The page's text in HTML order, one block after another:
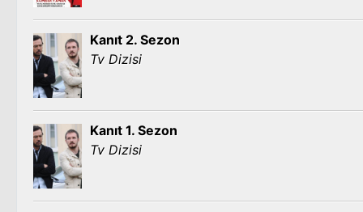
Kanıt 2. Sezon
Tv Dizisi
Kanıt 1. Sezon
Tv Dizisi